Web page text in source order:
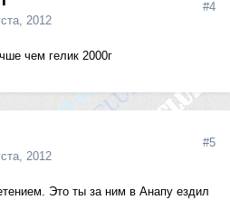
2012
#4
чем гелик 2000г
2012
#5
Это ты за ним в Анапу ездил